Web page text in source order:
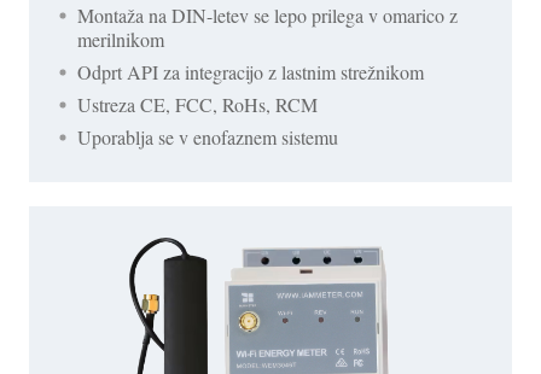
Montaža na DIN-letev se lepo prilega v omarico z
merilnikom
Odprt API za integracijo z lastnim strežnikom
Ustreza CE, FCC, RoHs, RCM
Uporablja se v enofaznem sistemu